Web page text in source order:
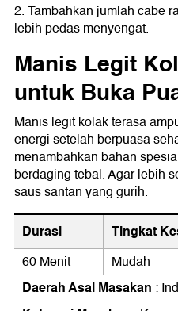
2. Tambahkan jumlah cabe
lebih pedas menyengat.
Manis Legit
untuk Buka
Manis legit kolak terasa
energi setelah berpuasa
menambahkan bahan
berdaging tebal. Agar lebih
saus santan yang gurih.
Durasi Tingkat
60 Menit Mudah
Daerah Asal Masakan :